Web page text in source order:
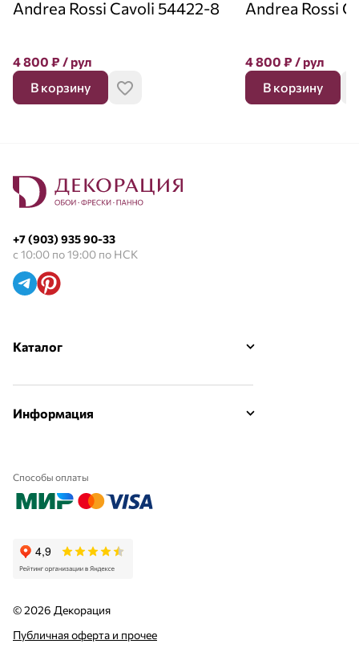
Andrea Rossi Cavoli 54422-8
4 800 ₽ / рул
В корзину
Andrea Rossi
4 800 ₽ / рул
В корзину
+7 (903) 935 90-33
с 10:00 по 19:00 по НСК
Каталог
Информация
Способы оплаты
© 2026 Декорация
Публичная оферта и прочее